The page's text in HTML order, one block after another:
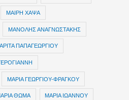
ΜΑΙΡΗ ΧΑΨΑ
ΜΑΝΟΛΗΣ ΑΝΑΓΝΩΣΤΑΚΗΣ
ΠΑΠΑΓΕΩΡΓΙΟΥ
ΜΑΡΙΑ ΓΕΩΡΓΙΟΥ-ΦΡΑΓΚΟΥ
ΘΩΜΑ ΜΑΡΙΑ ΙΩΑΝΝΟΥ